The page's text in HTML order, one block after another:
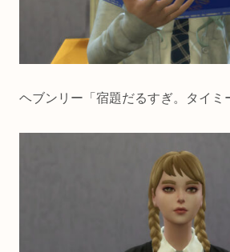
ヘブンリー「宿題だるすぎ。タイミ